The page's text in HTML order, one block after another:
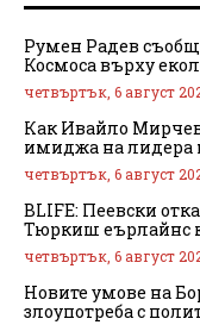
Румен Радев
Космоса върху
четвъртък, 6 август
Как Ивайло
имиджа на лидера
четвъртък, 6 август
BLIFE: Пеевски
Тюркиш еърлайнс
четвъртък, 6 август
Новите умове на
злоупотреба с